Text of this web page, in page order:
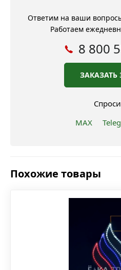
Ответим на ваши
Работаем
8 800
ЗАКАЗАТЬ
MAX
Похожие товары